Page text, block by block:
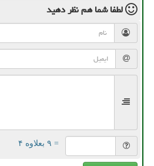
لطفا شما همنظر دهید
= ۹ بعلاوه ۴